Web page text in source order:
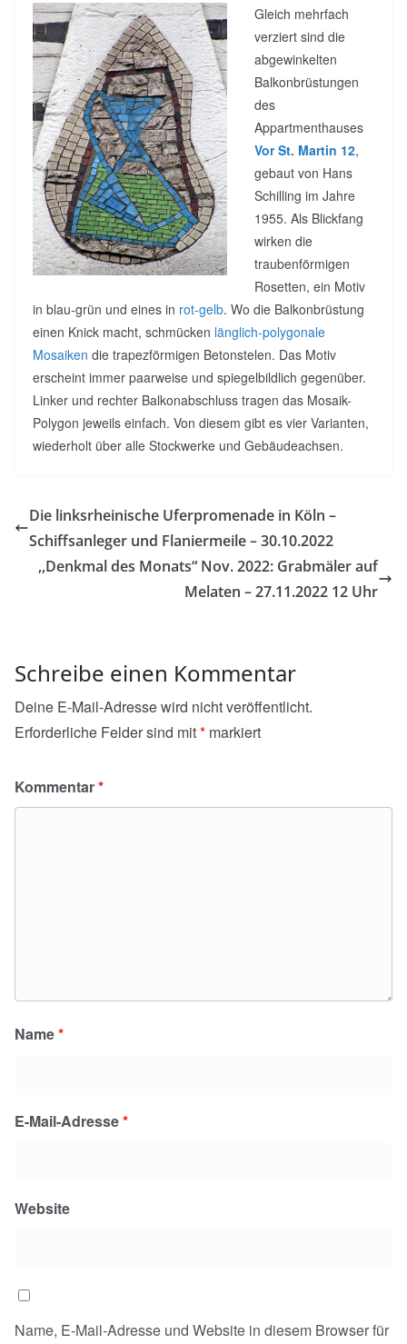
Gleich mehrfach
verziert sind die
abgewinkelten
Balkonbrüstungen
des
Appartmenthauses
Vor St. Martin 12,
gebaut von Hans
Schilling im Jahre
1955. Als Blickfang
wirken die
traubenförmigen
Rosetten, ein Motiv
in blau-grün und eines in rot-gelb. Wo die Balkonbrüstung
einen Knick macht, schmücken länglich-polygonale
Mosaiken die trapezförmigen Betonstelen. Das Motiv
erscheint immer paarweise und spiegelbildlich gegenüber.
Linker und rechter Balkonabschluss tragen das Mosaik-
Polygon jeweils einfach. Von diesem gibt es vier Varianten,
wiederholt über alle Stockwerke und Gebäudeachsen.
Die linksrheinische Uferpromenade in Köln –
Schiffsanleger und Flaniermeile – 30.10.2022
,,Denkmal des Monats“ Nov. 2022: Grabmäler auf
Melaten – 27.11.2022 12 Uhr
Schreibe einen Kommentar
Deine E-Mail-Adresse wird nicht veröffentlicht.
Erforderliche Felder sind mit* markiert
Kommentar*
Name*
E-Mail-Adresse*
Website
Name, E-Mail-Adresse und Website in diesem Browser für